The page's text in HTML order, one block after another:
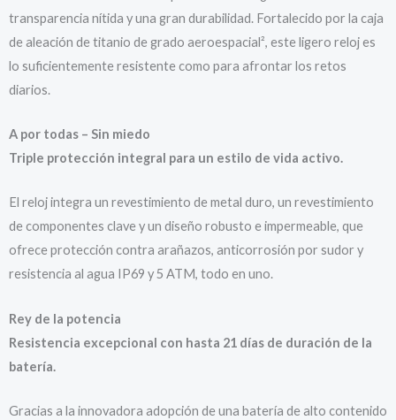
transparencia nítida y una gran durabilidad. Fortalecido por la caja
de aleación de titanio de grado aeroespacial², este ligero reloj es
lo suficientemente resistente como para afrontar los retos
diarios.
A por todas – Sin miedo
Triple protección integral para un estilo de vida activo.
El reloj integra un revestimiento de metal duro, un revestimiento
de componentes clave y un diseño robusto e impermeable, que
ofrece protección contra arañazos, anticorrosión por sudor y
resistencia al agua IP69 y 5 ATM, todo en uno.
Rey de la potencia
Resistencia excepcional con hasta 21 días de duración de la
batería.
Gracias a la innovadora adopción de una batería de alto contenido